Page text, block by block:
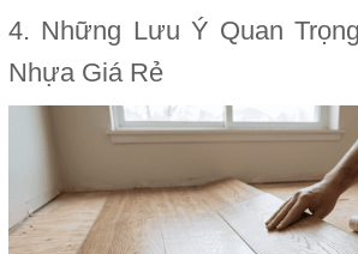
4. Những Lưu Ý Quan
Nhựa Giá Rẻ